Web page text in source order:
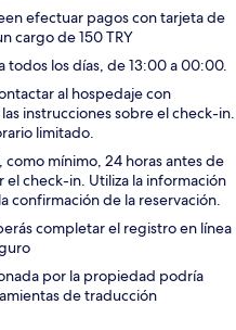
efectuar pagos con tarjeta de
cargo de 150 TRY
todos los días, de 13:00 a 00:00.
al hospedaje con
instrucciones sobre el check-in.
limitado.
mínimo, 24 horas antes de
el check-in. Utiliza la información
confirmación de la reservación.
completar el registro en línea
por la propiedad podría
de traducción